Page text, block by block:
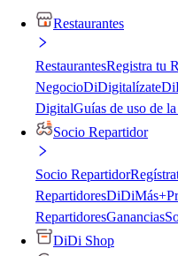
Restaurantes
RestaurantesRegistra tu
NegocioDiDigitalízate
DigitalGuías de uso de
Socio Repartidor
Socio Repartidor
RepartidoresDiDiMás+
RepartidoresGanancias
DiDi Shop